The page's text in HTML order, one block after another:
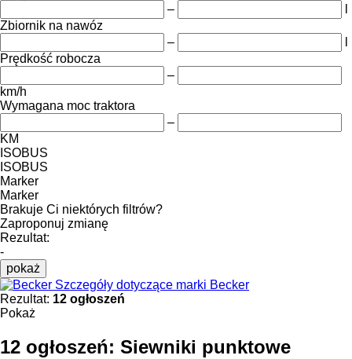
–
Zbiornik na nawóz
–
Prędkość robocza
–
km/h
Wymagana moc traktora
–
KM
ISOBUS
ISOBUS
Marker
Marker
Brakuje Ci niektórych filtrów?
Zaproponuj zmianę
Rezultat:
-
pokaż
Szczegóły dotyczące marki Becker
Rezultat: 12 ogłoszeń
Pokaż
12 ogłoszeń: Siewniki punktowe